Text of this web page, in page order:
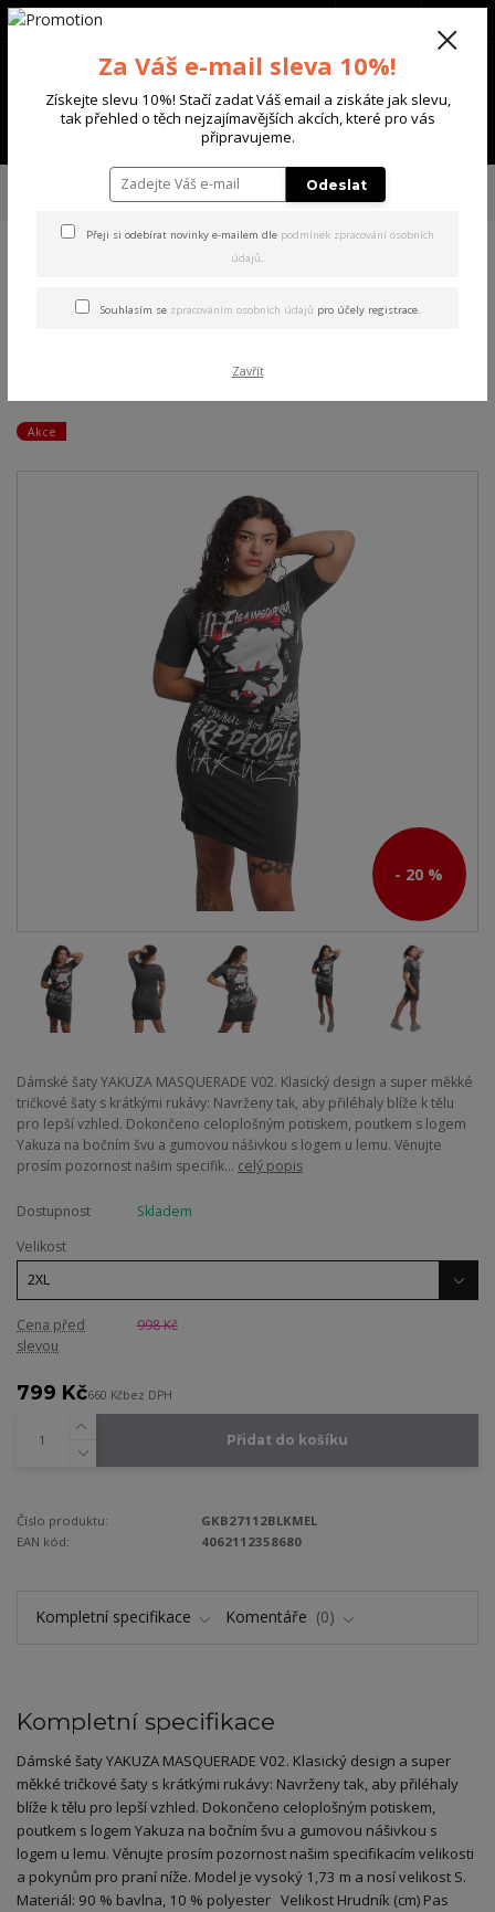
Menu
+420 702 136 620
ŠATY
Yakuza dámské šaty Masquerade V02 Casual T-
Shirt Dress mottled/black 2XL
Masquerade V02 Casual T-
Akce
- 20 %
Dámské šaty YAKUZA MASQUERADE V02. Klasický design a super měkké
tričkové šaty s krátkými rukávy: Navrženy tak, aby přiléhaly blíže k tělu
pro lepší vzhled. Dokončeno celoplošným potiskem, poutkem s logem
Yakuza na bočním švu a gumovou nášivkou s logem u lemu. Věnujte
prosím pozornost našim specifik... celý popis
Dostupnost
Skladem
Velikost
Cena před
slevou
998 Kč
799 Kč660 Kčbez DPH
Přidat do košíku
Číslo produktu:
GKB27112BLKMEL
EAN kód:
4062112358680
Kompletní specifikace Komentáře 0
Kompletní specifikace
Dámské šaty YAKUZA MASQUERADE V02. Klasický design a super
měkké tričkové šaty s krátkými rukávy: Navrženy tak, aby přiléhaly
blíže k tělu pro lepší vzhled. Dokončeno celoplošným potiskem,
poutkem s logem Yakuza na bočním švu a gumovou nášivkou s
logem u lemu. Věnujte prosím pozornost našim specifikacím velikosti
a pokynům pro praní níže. Model je vysoký 1,73 m a nosí velikost S.
Materiál: 90 % bavlna, 10 % polyester Velikost Hrudník (cm) Pas
Za Váš e-mail sleva 10%!
Získejte slevu 10%! Stačí zadat Váš email a ziskáte jak slevu,
tak přehled o těch nejzajímavějších akcích, které pro vás
připravujeme.
Odeslat
Přeji si odebírat novinky e-mailem dle podmínek zpracování osobních
údajů.
Souhlasím se zpracováním osobních údajů pro účely registrace.
Zavřít